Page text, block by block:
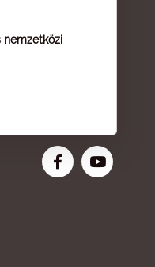
nemzetközi